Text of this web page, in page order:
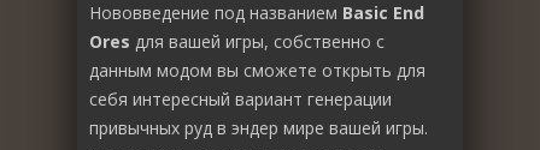
Нововведение под названием Basic End
Ores для вашей игры, собственно с
данным модом вы сможете открыть для
себя интересный вариант генерации
привычных руд в эндер мире вашей игры.